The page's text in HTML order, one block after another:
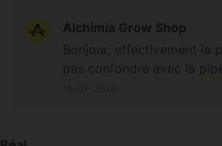
Alchimia Grow Shop